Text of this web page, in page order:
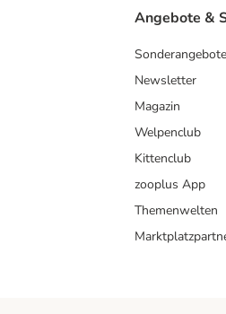
Angebote &
Sonderangebote
Newsletter
Magazin
Welpenclub
Kittenclub
zooplus App
Themenwelten